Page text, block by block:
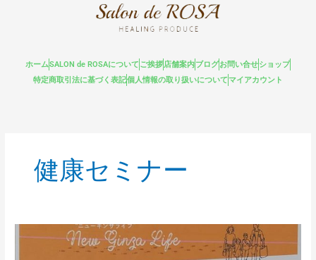
ホームSALON de ROSAについて ご挨拶店舗案内ブログお問い合せショップ
特定商取引法に基づく表記個人情報の取り扱いについてマイアカウント
健康セミナー